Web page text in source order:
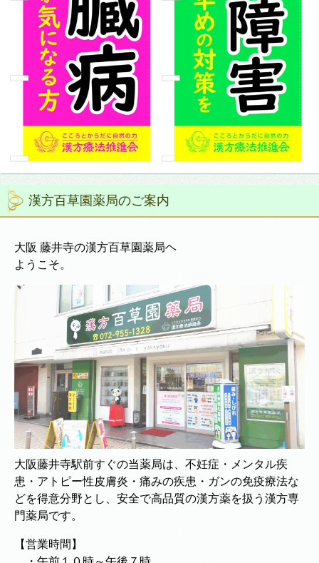
漢方百草園薬局のご案内
大阪 藤井寺の漢方百草園薬局ヘ
ようこそ。
大阪藤井寺駅前すぐの当薬局は、不妊症・メンタル疾
患・アトピー性皮膚炎・痛みの疾患・ガンの免疫療法な
どを得意分野とし、安全で高品質の漢方薬を扱う漢方専
門薬局です。
【営業時間】